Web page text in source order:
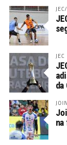
JEC
da
na